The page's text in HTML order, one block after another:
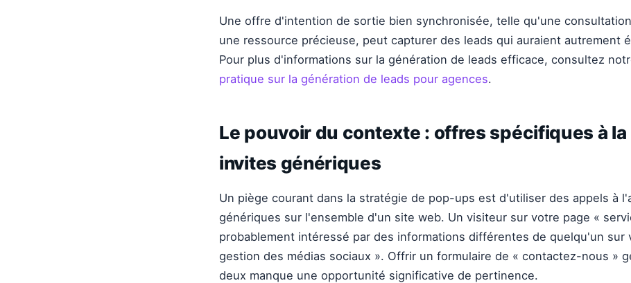
Une offre d'intention de sortie bien synchronisée, telle qu'une
une ressource précieuse, peut capturer des leads qui auraient autrement
Pour plus d'informations sur la génération de leads efficace, consultez
pratique sur la génération de leads pour agences.
Le pouvoir du contexte : offres spécifiques à la
invites génériques
Un piège courant dans la stratégie de pop-ups est d'utiliser des appels à
génériques sur l'ensemble d'un site web. Un visiteur sur votre page «
probablement intéressé par des informations différentes de quelqu'un sur
gestion des médias sociaux ». Offrir un formulaire de « contactez-nous »
deux manque une opportunité significative de pertinence.